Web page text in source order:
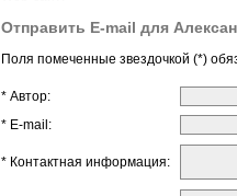
Отправить E-mail для
Поля помеченные звездочкой (*)
* Автор:
* E-mail:
* Контактная информация: